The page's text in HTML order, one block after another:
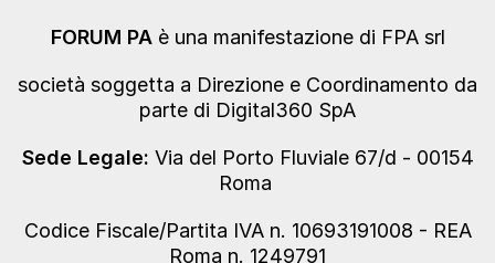
FORUM PAè una manifestazione di FPA srl
società soggetta a Direzione e Coordinamento da
parte di Digital360 SpA
Sede Legale: Via del Porto Fluviale 67/d - 00154
Roma
Codice Fiscale/Partita IVA n. 10693191008 - REA
Roma n. 1249791